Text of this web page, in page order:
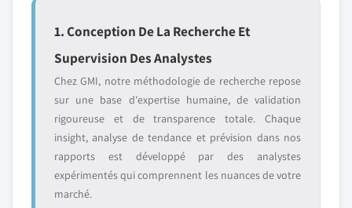
1. Conception De La Recherche Et
Supervision Des Analystes
Chez GMI, notre méthodologie de recherche repose
sur une base d'expertise humaine, de validation
rigoureuse et de transparence totale. Chaque
insight, analyse de tendance et prévision dans nos
rapports est développé par des analystes
expérimentés qui comprennent les nuances de votre
marché.